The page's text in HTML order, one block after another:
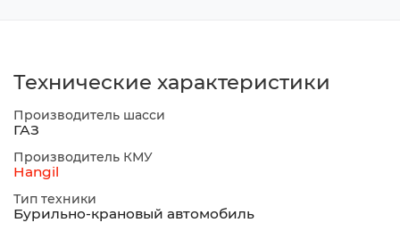
Технические характеристики
Производитель шасси
ГАЗ
Производитель КМУ
Hangil
Тип техники
Бурильно-крановый автомобиль